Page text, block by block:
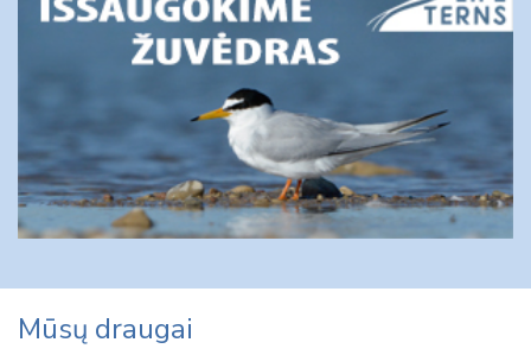
Mūsų draugai